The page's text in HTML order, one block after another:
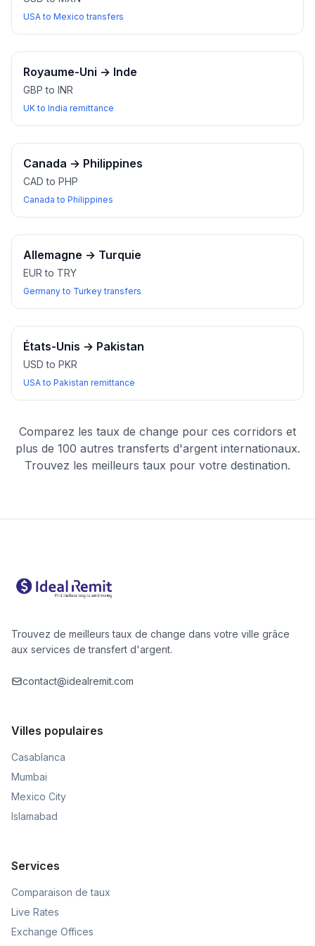
USA to Mexico transfers
Royaume-Uni → Inde
GBP to INR
UK to India remittance
Canada → Philippines
CAD to PHP
Canada to Philippines
Allemagne → Turquie
EUR to TRY
Germany to Turkey transfers
États-Unis → Pakistan
USD to PKR
USA to Pakistan remittance
Comparez les taux de change pour ces corridors et
plus de 100 autres transferts d'argent internationaux.
Trouvez les meilleurs taux pour votre destination.
Trouvez de meilleurs taux de change dans votre ville grâce
aux services de transfert d'argent.
contact@idealremit.com
Villes populaires
Casablanca
Mumbai
Mexico City
Islamabad
Services
Comparaison de taux
Live Rates
Exchange Offices